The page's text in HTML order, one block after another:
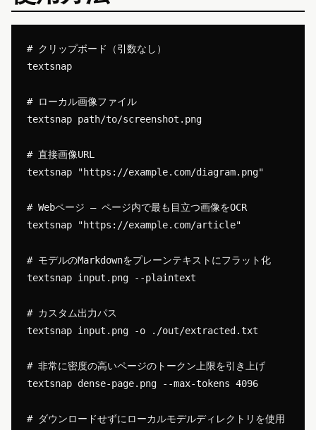
# クリップボード（引数なし）
textsnap
# ローカル画像ファイル
textsnap path/to/screenshot.png
# 直接画像URL
textsnap "https://example.com/diagram.png"
# Webページ — ページ内で最も目立つ画像をOCR
textsnap "https://example.com/article"
# モデルのMarkdownをプレーンテキストにフラット化
textsnap input.png --plaintext
# カスタム出力パス
textsnap input.png -o ./out/extracted.txt
# 非常に密度の高いページのトークン上限を引き上げ
textsnap dense-page.png --max-tokens 4096
# ダウンロードせずにローカルモデルディレクトリを使用